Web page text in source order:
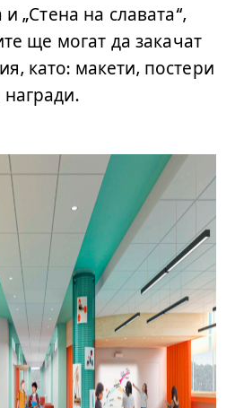
„Стена на славата“,
ще могат да закачат
като: макети, постери
награди.